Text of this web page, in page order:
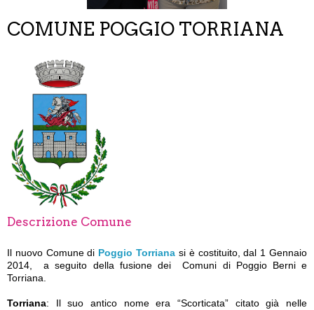
COMUNE POGGIO TORRIANA
Descrizione Comune
Il nuovo Comune di Poggio Torriana si è costituito, dal 1 Gennaio
2014, a seguito della fusione dei Comuni di Poggio Berni e
Torriana.
Torriana: Il suo antico nome era “Scorticata” citato già nelle